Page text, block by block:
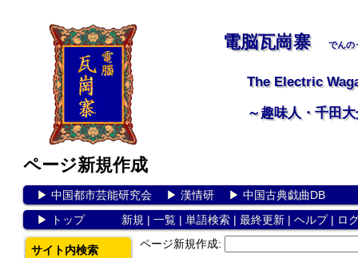
電脳瓦崗寨 でんの
The Electric
～趣味人・千田
ページ新規作成
▶ 中国都市芸能研究会▶ 漢情研▶ 中国古典戯曲DB
▶
トップ 新規 | 一覧| 単語検索| 最終更新| ヘルプ| ロ
ページ新規作成:
サイト内検索